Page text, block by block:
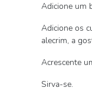
Adicione um
Adicione os
alecrim, a
Acrescente
Sirva-se.